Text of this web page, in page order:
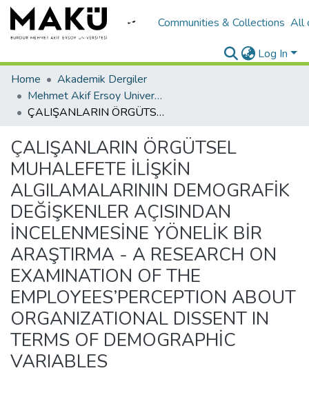
Communities & Collections All
Log In
Home
Akademik Dergiler
Mehmet Akif Ersoy University Journal of Social Sciences Institute
ÇALIŞANLARIN ÖRGÜTSEL MUHALEFETE İLİŞKİN ALGILAMALARININ DEMOGRAFİK DEĞİŞKENLER AÇISINDAN İNCELENMESİNE YÖNELİK BİR ARAŞTIRMA - A RESEARCH ON EXAMINATION OF THE EMPLOYEES’PERCEPTION ABOUT ORGANIZATIONAL DISSENT IN TERMS OF DEMOGRAPHİC VARIABLES
ÇALIŞANLARIN ÖRGÜTSEL
MUHALEFETE İLİŞKİN
ALGILAMALARININ DEMOGRAFİK
DEĞİŞKENLER AÇISINDAN
İNCELENMESİNE YÖNELİK BİR
ARAŞTIRMA - A RESEARCH ON
EXAMINATION OF THE
EMPLOYEES’PERCEPTION ABOUT
ORGANIZATIONAL DISSENT IN
TERMS OF DEMOGRAPHİC
VARIABLES